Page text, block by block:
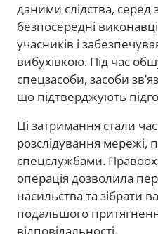
даними слідства,
безпосередні
учасників і
вибухівкою. Під час
спецзасоби, засоби
що підтверджують
Ці затримання стали
розслідування мережі,
спецслужбами.
операція дозволила
насильства та зібрати
подальшого